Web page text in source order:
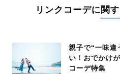
リンクコーデに関
親子で“一味違
い！おでかけ
コーデ特集